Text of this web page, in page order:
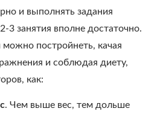
и выполнять задания
3 занятия вполне достаточно.
можно постройнеть, качая
и соблюдая диету,
как:
. Чем выше вес, тем дольше